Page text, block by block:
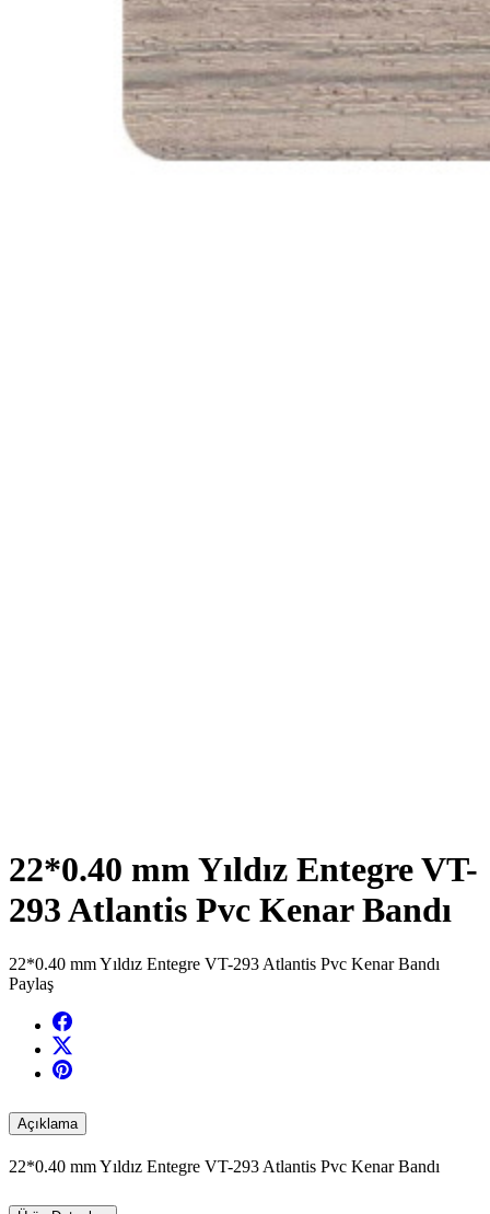
22*0.40 mm Yıldız Entegre VT-
293 Atlantis Pvc Kenar Bandı
22*0.40 mm Yıldız Entegre VT-293 Atlantis Pvc Kenar Bandı
Paylaş
Açıklama
22*0.40 mm Yıldız Entegre VT-293 Atlantis Pvc Kenar Bandı